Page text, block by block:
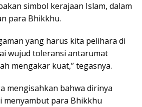
simbol kerajaan Islam, dalam
para Bhikkhu.
yang harus kita pelihara di
wujud toleransi antarumat
mengakar kuat,” tegasnya.
mengisahkan bahwa dirinya
menyambut para Bhikkhu